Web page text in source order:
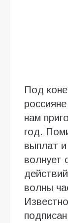
Под
нам
год.
выплат
волнует
волны